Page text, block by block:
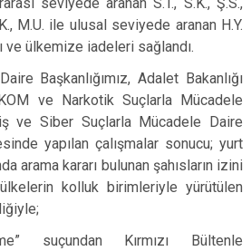
M.U. ile ulusal seviyede aranan H.Y.
ve ülkemize iadeleri sağlandı.
Başkanlığımız, Adalet Bakanlığı
ve Narkotik Suçlarla Mücadele
ve Siber Suçlarla Mücadele Daire
yapılan çalışmalar sonucu; yurt
arama kararı bulunan şahısların izini
kolluk birimleriyle yürütülen
suçundan Kırmızı Bültenle